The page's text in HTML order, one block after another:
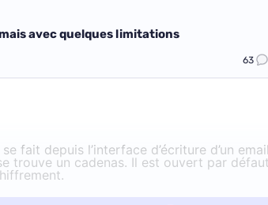
avec quelques limitations
63
fait depuis l’interface d’écriture d’un
trouve un cadenas. Il est ouvert par